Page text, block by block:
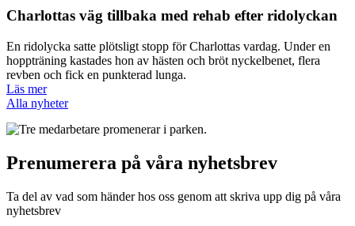
Charlottas väg tillbaka med rehab efter ridolyckan
En ridolycka satte plötsligt stopp för Charlottas vardag. Under en
hoppträning kastades hon av hästen och bröt nyckelbenet, flera
revben och fick en punkterad lunga.
Läs mer
Alla nyheter
Prenumerera på våra nyhetsbrev
Ta del av vad som händer hos oss genom att skriva upp dig på våra
nyhetsbrev